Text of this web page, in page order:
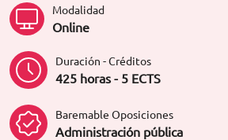
Modalidad
Online
Duración - Créditos
425 horas - 5 ECTS
Baremable Oposiciones
Administración pública